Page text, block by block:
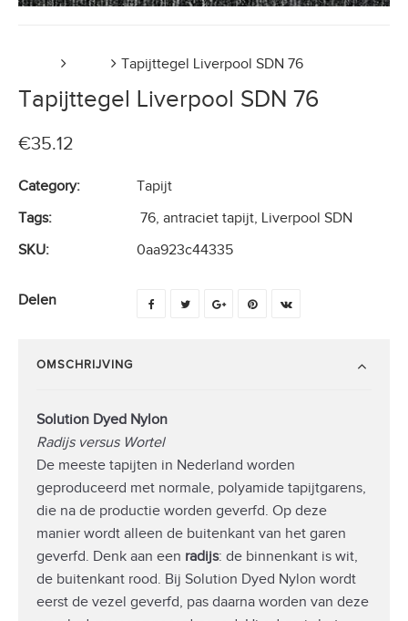
Tapijttegel Liverpool SDN 76
Tapijttegel Liverpool SDN 76
€35.12
Category:
Tapijt
Tags:
76, antraciet tapijt, Liverpool SDN
SKU:
0aa923c44335
Delen
OMSCHRIJVING
Solution Dyed Nylon
Radijs versus Wortel
De meeste tapijten in Nederland worden
geproduceerd met normale, polyamide tapijtgarens,
die na de productie worden geverfd. Op deze
manier wordt alleen de buitenkant van het garen
geverfd. Denk aan een radijs: de binnenkant is wit,
de buitenkant rood. Bij Solution Dyed Nylon wordt
eerst de vezel geverfd, pas daarna worden van deze